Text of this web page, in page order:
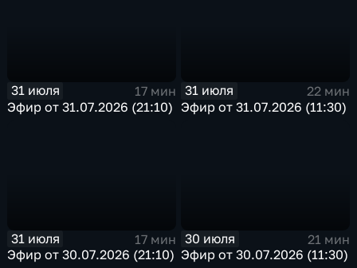
31 июля
17 мин
Эфир от 31.07.2026 (21:10)
31 июля
22 мин
Эфир от 31.07.2026 (11:30)
31 июля
17 мин
Эфир от 30.07.2026 (21:10)
30 июля
21 мин
Эфир от 30.07.2026 (11:30)